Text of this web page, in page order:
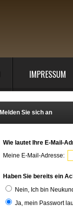
IMPRESSUM
Melden Sie sich an
Wie lautet Ihre E-Mail-
Meine E-Mail-Adresse:
Haben Sie bereits ein
Nein, Ich bin
Ja, mein Passwort